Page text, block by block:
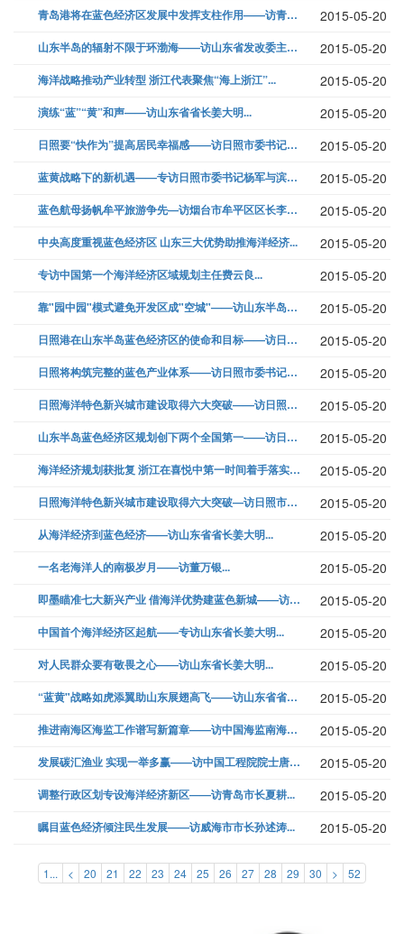
青岛港将在蓝色经济区发展中发挥支柱作用——访青岛港总裁常德传... 2015-05-20
山东半岛的辐射不限于环渤海——访山东省发改委主任费云良... 2015-05-20
海洋战略推动产业转型 浙江代表聚焦“海上浙江”... 2015-05-20
演练“蓝”“黄”和声——访山东省省长姜大明... 2015-05-20
日照要“快作为”提高居民幸福感——访日照市委书记杨军... 2015-05-20
蓝黄战略下的新机遇——专访日照市委书记杨军与滨州市委书记邓向阳... 2015-05-20
蓝色航母扬帆牟平旅游争先—访烟台市牟平区区长李爱杰... 2015-05-20
中央高度重视蓝色经济区 山东三大优势助推海洋经济... 2015-05-20
专访中国第一个海洋经济区域规划主任费云良... 2015-05-20
靠"园中园"模式避免开发区成"空城"——访山东半岛蓝色经济区建设委员会... 2015-05-20
日照港在山东半岛蓝色经济区的使命和目标——访日照市委书记杨军... 2015-05-20
日照将构筑完整的蓝色产业体系——访日照市委书记杨军... 2015-05-20
日照海洋特色新兴城市建设取得六大突破——访日照市委书记杨军... 2015-05-20
山东半岛蓝色经济区规划创下两个全国第一——访日照市委书记杨军... 2015-05-20
海洋经济规划获批复 浙江在喜悦中第一时间着手落实—访浙江省委书记赵洪祝... 2015-05-20
日照海洋特色新兴城市建设取得六大突破—访日照市委书记杨军... 2015-05-20
从海洋经济到蓝色经济——访山东省省长姜大明... 2015-05-20
一名老海洋人的南极岁月——访董万银... 2015-05-20
即墨瞄准七大新兴产业 借海洋优势建蓝色新城——访即墨市委书记 郑明辉... 2015-05-20
中国首个海洋经济区起航——专访山东省长姜大明... 2015-05-20
对人民群众要有敬畏之心——访山东省长姜大明... 2015-05-20
“蓝黄"战略如虎添翼助山东展翅高飞——访山东省省长姜大明... 2015-05-20
推进南海区海监工作谱写新篇章——访中国海监南海总队总队长万向京... 2015-05-20
发展碳汇渔业 实现一举多赢——访中国工程院院士唐启升... 2015-05-20
调整行政区划专设海洋经济新区——访青岛市长夏耕... 2015-05-20
瞩目蓝色经济倾注民生发展——访威海市市长孙述涛... 2015-05-20
1... < 20 21 22 23 24 25 26 27 28 29 30 > 52